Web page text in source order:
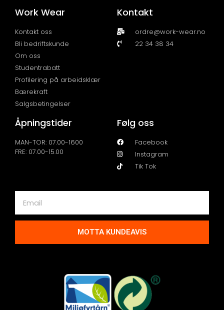
Work Wear
Kontakt oss
Bli bedriftskunde
Om oss
Studentrabatt
Profilering på arbeidsklær
Bærekraft
Salgsbetingelser
Kontakt
ordre@work-wear.no
22 34 38 34
Åpningstider
MAN-TOR: 07.00-1600
FRE: 07.00-15.00
Følg oss
Facebook
Instagram
Tik Tok
MOTTA KUNDEAVIS